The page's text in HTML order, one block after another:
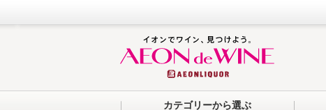
カテゴリーから選ぶ